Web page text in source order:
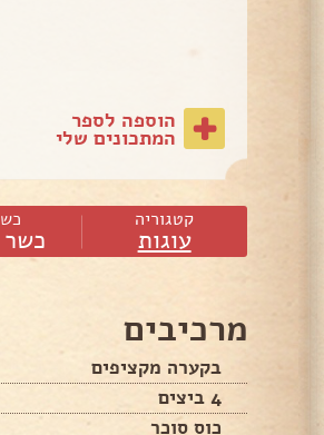
הוספה לספר
המתכונים שלי
קטגוריה
עוגות כשר
מרכיבים
בקערה מקציפים
4 ביצים
כוס סוכר